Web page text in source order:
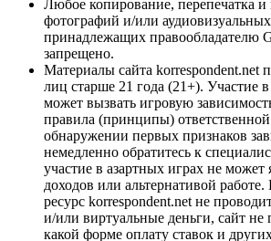
Любое копирование, перепечатка и
фотографий и/или
принадлежащих правообладателю
запрещено.
Материалы сайта korrespondent.net
лиц старше 21 года (21+). Участие
может вызвать игровую
правила (принципы)
обнаружении первых признаков
немедленно обратитесь к
участие в азартных играх не может
доходов или альтернативой
ресурс korrespondent.net не
и/или виртуальные деньги, сайт не
какой форме оплату ставок и